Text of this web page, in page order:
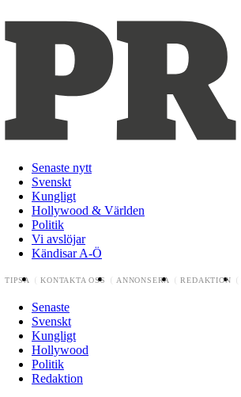
Senaste nytt
Svenskt
Kungligt
Hollywood & Världen
Politik
Vi avslöjar
Kändisar A-Ö
TIPSA KONTAKTA OSS ANNONSERA REDAKTION
Senaste
Svenskt
Kungligt
Hollywood
Politik
Redaktion